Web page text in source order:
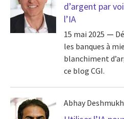
d’argent par
l’IA
15 mai 2025
les banques à
blanchiment
ce blog CGI.
Abhay Deshmukh